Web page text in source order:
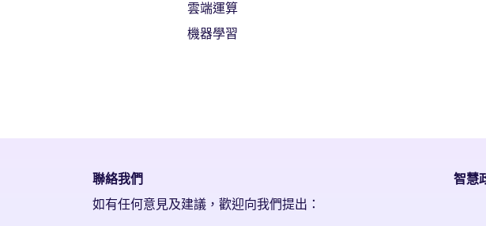
雲端運算
機器學習
聯絡我們
如有任何意見及建議，歡迎向我們提出：
智慧